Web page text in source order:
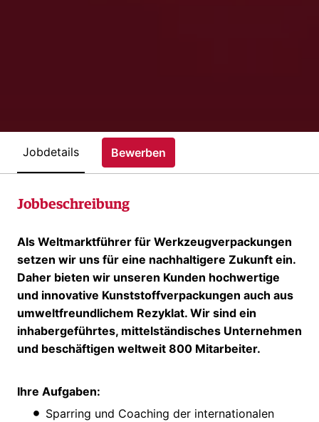
Jobdetails Bewerben
Jobbeschreibung
Als Weltmarktführer für Werkzeugverpackungen
setzen wir uns für eine nachhaltigere Zukunft ein.
Daher bieten wir unseren Kunden hochwertige
und innovative Kunststoffverpackungen auch aus
umweltfreundlichem Rezyklat. Wir sind ein
inhabergeführtes, mittelständisches Unternehmen
und beschäftigen weltweit 800 Mitarbeiter.
Ihre Aufgaben:
Sparring und Coaching der internationalen